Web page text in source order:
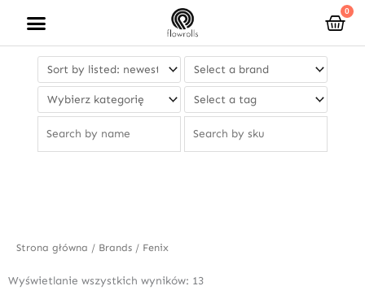
treści
0
Strona główna / Brands / Fenix
Wyświetlanie wszystkich wyników: 13